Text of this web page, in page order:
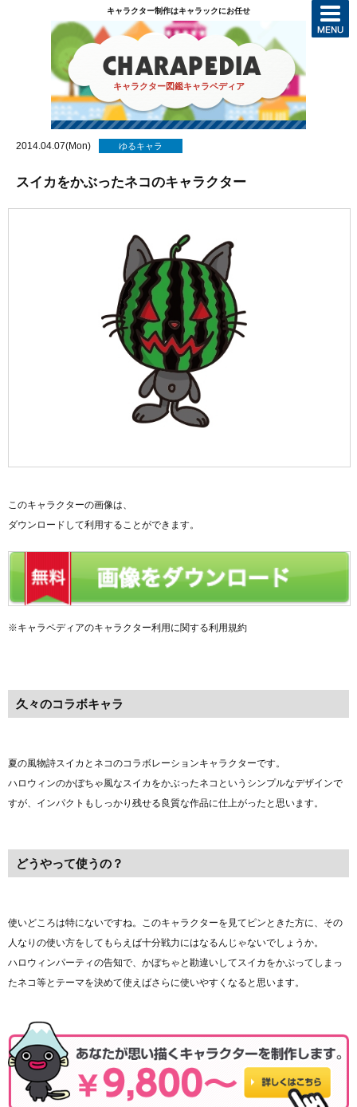
キャラクター制作はキャラックにお任せ
キャラクター図鑑キャラペディア
2014.04.07(Mon) ゆるキャラ
スイカをかぶったネコのキャラクター
このキャラクターの画像は、
ダウンロードして利用することができます。
※キャラペディアのキャラクター利用に関する利用規約
久々のコラボキャラ
夏の風物詩スイカとネコのコラボレーションキャラクターです。
ハロウィンのかぼちゃ風なスイカをかぶったネコというシンプルなデザインで
すが、インパクトもしっかり残せる良質な作品に仕上がったと思います。
どうやって使うの？
使いどころは特にないですね。このキャラクターを見てピンときた方に、その
人なりの使い方をしてもらえば十分戦力にはなるんじゃないでしょうか。
ハロウィンパーティの告知で、かぼちゃと勘違いしてスイカをかぶってしまっ
たネコ等とテーマを決めて使えばさらに使いやすくなると思います。